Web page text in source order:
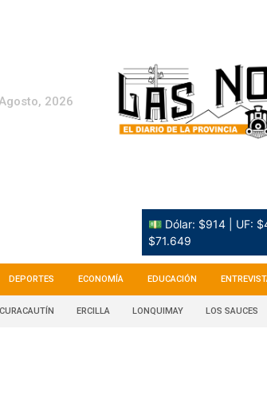
2026
💵 Dólar: $914 | UF:
$71.649
DEPORTES ECONOMÍA EDUCACIÓN
CURACAUTÍN ERCILLA LONQUIMAY LOS SAUCES